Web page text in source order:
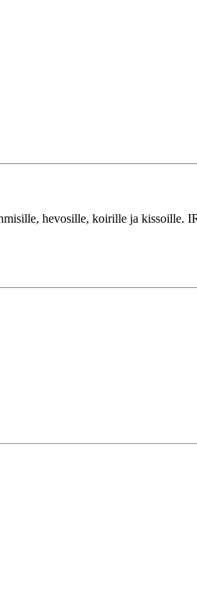
hevosille, koirille ja